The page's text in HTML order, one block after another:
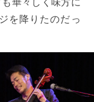
を降りたのだっ